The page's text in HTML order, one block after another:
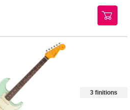
3 finitions